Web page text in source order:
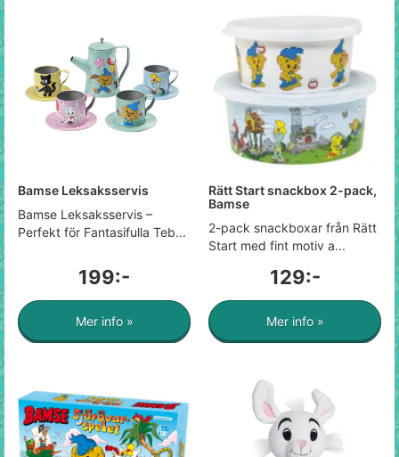
Bamse Leksaksservis
Bamse Leksaksservis –
Perfekt för Fantasifulla Teb...
199:-
Mer info »
Rätt Start snackbox 2-pack,
Bamse
2-pack snackboxar från Rätt
Start med fint motiv a...
129:-
Mer info »